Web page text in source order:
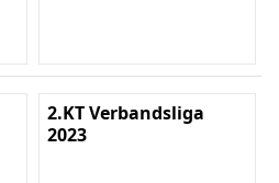
2.KT Verbandsliga
2023